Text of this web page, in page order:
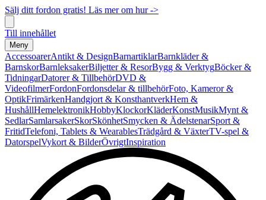
Sälj ditt fordon gratis! Läs mer om hur ->
Till innehållet
Meny
AccessoarerAntikt & DesignBarnartiklarBarnkläder &
BarnskorBarnleksakerBiljetter & ResorBygg & VerktygBöcker &
TidningarDatorer & TillbehörDVD &
VideofilmerFordonFordonsdelar & tillbehörFoto, Kameror &
OptikFrimärkenHandgjort & KonsthantverkHem &
HushållHemelektronikHobbyKlockorKläderKonstMusikMynt &
SedlarSamlarsakerSkorSkönhetSmycken & ÄdelstenarSport &
FritidTelefoni, Tablets & WearablesTrädgård & VäxterTV-spel &
DatorspelVykort & BilderÖvrigtInspiration